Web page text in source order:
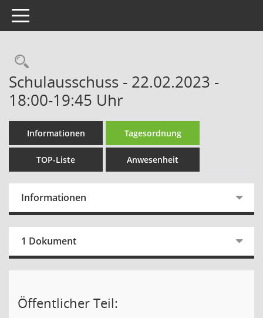
Toggle navigation
Rechercheauswahl
Schulausschuss - 22.02.2023 -
18:00-19:45 Uhr
Informationen Tagesordnung
TOP-Liste Anwesenheit
Informationen
1 Dokument
Öffentlicher Teil: